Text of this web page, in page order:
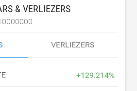
& VERLIEZERS
VERLIEZERS
+129.214%